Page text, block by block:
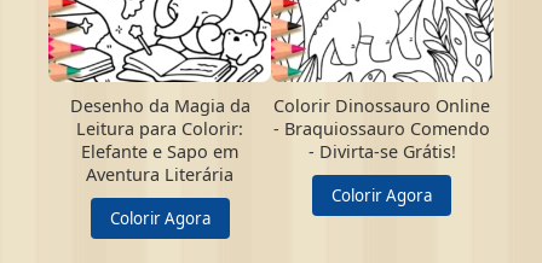
Desenho da Magia da
Leitura para Colorir:
Elefante e Sapo em
Aventura Literária
Colorir Agora
Colorir Dinossauro Online
- Braquiossauro Comendo
- Divirta-se Grátis!
Colorir Agora